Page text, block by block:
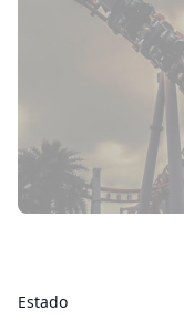
Estado